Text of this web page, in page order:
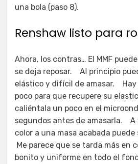
una bola (paso 8).
Renshaw listo para
Ahora, los contras… El MMF
se deja reposar. Al principio
elástico y difícil de amasar.
poco para que recupere su
caliéntala un poco en el
segundos antes de amasarla. A
color a una masa acabada
Me parece que se tarda más en
bonito y uniforme en todo el